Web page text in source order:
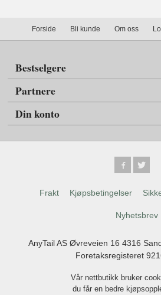
Forside Bli kunde Om oss
Bestselgere
Partnere
Din konto
Frakt Kjøpsbetingelser
Nyhetsbrev
AnyTail AS Øvreveien 16 4316
Foretaksregisteret
Vår nettbutikk bruker
du får en bedre